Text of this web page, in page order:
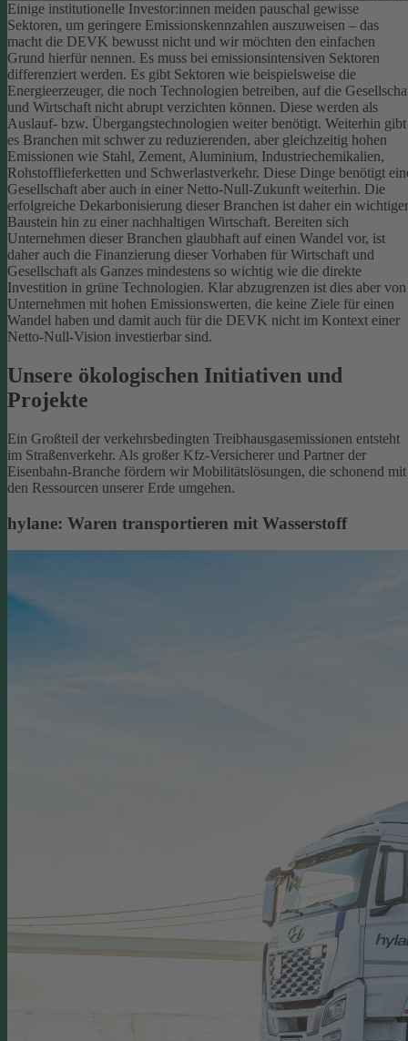
Einige institutionelle Investor:innen meiden pauschal gewisse
Sektoren, um geringere Emissionskennzahlen auszuweisen – das
macht die DEVK bewusst nicht und wir möchten den einfachen
Grund hierfür nennen. Es muss bei emissionsintensiven Sektoren
differenziert werden. Es gibt Sektoren wie beispielsweise die
Energieerzeuger, die noch Technologien betreiben, auf die
und Wirtschaft nicht abrupt verzichten können. Diese werden als
Auslauf- bzw. Übergangstechnologien weiter benötigt. Weiterhin gibt
es Branchen mit schwer zu reduzierenden, aber gleichzeitig hohen
Emissionen wie Stahl, Zement, Aluminium, Industriechemikalien,
Rohstofflieferketten und Schwerlastverkehr. Diese Dinge benötigt
Gesellschaft aber auch in einer Netto-Null-Zukunft weiterhin. Die
erfolgreiche Dekarbonisierung dieser Branchen ist daher ein wichtiger
Baustein hin zu einer nachhaltigen Wirtschaft. Bereiten sich
Unternehmen dieser Branchen glaubhaft auf einen Wandel vor, ist
daher auch die Finanzierung dieser Vorhaben für Wirtschaft und
Gesellschaft als Ganzes mindestens so wichtig wie die direkte
Investition in grüne Technologien. Klar abzugrenzen ist dies aber von
Unternehmen mit hohen Emissionswerten, die keine Ziele für einen
Wandel haben und damit auch für die DEVK nicht im Kontext einer
Netto-Null-Vision investierbar sind.
Unsere ökologischen Initiativen und
Projekte
Ein Großteil der verkehrsbedingten Treibhausgasemissionen entsteht
im Straßenverkehr. Als großer Kfz-Versicherer und Partner der
Eisenbahn-Branche fördern wir Mobilitätslösungen, die schonend mit
den Ressourcen unserer Erde umgehen.
hylane: Waren transportieren mit Wasserstoff